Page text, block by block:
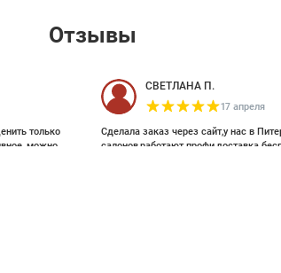
Отзывы
только
можно
СВЕТЛАНА П.
17 апреля
Сделала заказ через сайт,у нас в
салонов,работают профи,доставка